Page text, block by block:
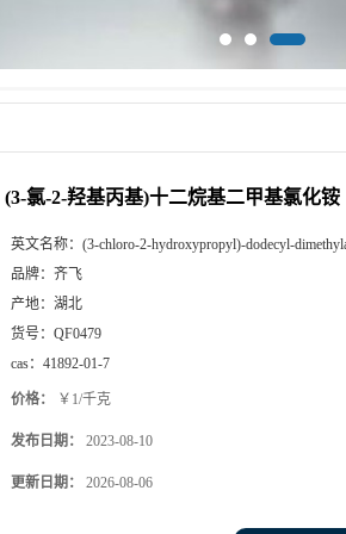
(3-氯-2-羟基丙基)十二烷基二甲基氯化铵
英文名称： (3-chloro-2-hydroxypropyl)-dodecyl-
品牌： 齐飞
产地： 湖北
货号： QF0479
cas： 41892-01-7
价格： ￥1/千克
发布日期： 2023-08-10
更新日期： 2026-08-06